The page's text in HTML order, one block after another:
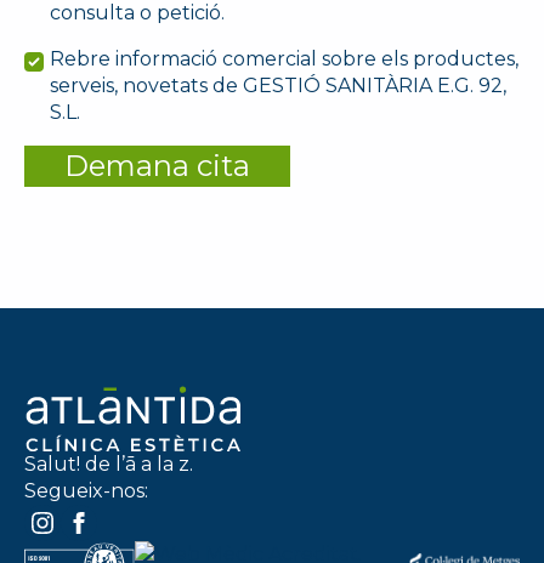
consulta o petició.
Rebre informació comercial sobre els productes,
serveis, novetats de GESTIÓ SANITÀRIA E.G. 92,
S.L.
Demana cita
Salut! de l’ā a la z.
Segueix-nos: